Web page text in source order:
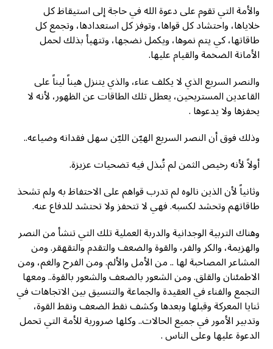
والأمة التي تقوم على دعوة الله في حاجة إلى استيقاظ كل
خلاياها، واحتشاد كل قواها، وتوفز كل استعدادها، وتجمع كل
طاقاتها، كي يتم نموها، ويكمل نضجها، وتتهيأ بذلك لحمل
الأمانة الضخمة والقيام عليها.
والنصر السريع الذي لا يكلف عناء، والذي يتنزل هيناً ليناً على
القاعدين المستريحين، يعطل تلك الطاقات عن الظهور، لأنه لا
يحفزها ولا يدعوها .
وذلك فوق أن النصر السريع الهيّن الليّن سهل فقدانه وضياعه..
أولاً لأنه رخيص الثمن لم تُبذل فيه تضحيات عزيزة.
وثانياً لأن الذين نالوه لم تدرب قواهم على الاحتفاظ به ولم تشحذ
طاقاتهم وتحشد لكسبه. فهي لا تتحفز ولا تحتشد للدفاع عنه.
وهناك التربية الوجدانية والدربة العملية تلك التي تنشأ من النصر
والهزيمة، والكر والفر، والقوة والضعف والتقدم والتقهقر. ومن
المشاعر المصاحبة لها .. من الأمل والألم. ومن الفرح والغم، ومن
الاطمئنان والقلق. ومن الشعور بالضعف والشعور بالقوة.. ومعها
التجمع والفناء في العقيدة والجماعة والتنسيق بين الاتجاهات في
ثنايا المعركة وقبلها وبعدها وكشف نقط الضعف ونقط القوة،
وتدبير الأمور في جميع الحالات.. وكلها ضرورية للأمة التي تحمل
الدعوة عليها وعلى الناس .